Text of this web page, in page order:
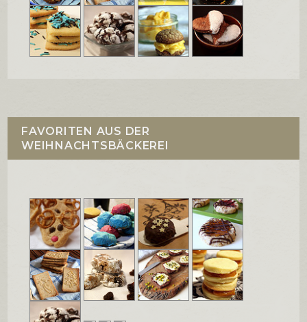
FAVORITEN AUS DER
WEIHNACHTSBÄCKEREI